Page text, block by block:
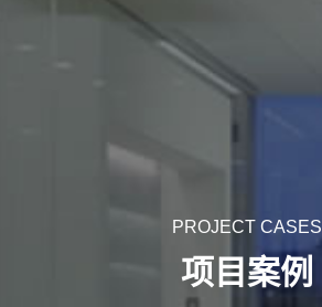
PROJECT CASES
项目案例